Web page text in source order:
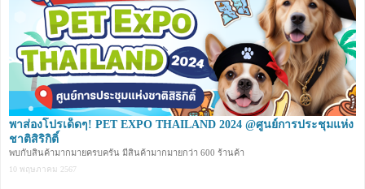
พาส่องโปรเด็ดๆ! PET EXPO THAILAND 2024 @ศูนย์การประชุมแห่ง
ชาติสิริกิติ์
พบกับสินค้ามากมายครบครัน มีสินค้ามากมายกว่า 600 ร้านค้า
10 พฤษภาคม 2567